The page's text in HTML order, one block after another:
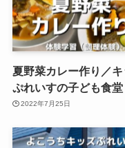
夏野菜カレー作り／
ぷれいすの子ども食堂
2022年7月25日